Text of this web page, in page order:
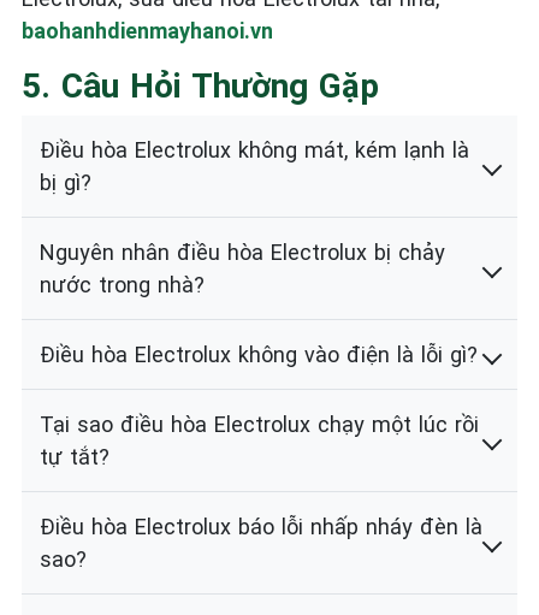
baohanhdienmayhanoi.vn
5. Câu Hỏi Thường Gặp
Điều hòa Electrolux không mát, kém lạnh là
bị gì?
Nguyên nhân điều hòa Electrolux bị chảy
nước trong nhà?
Điều hòa Electrolux không vào điện là lỗi gì?
Tại sao điều hòa Electrolux chạy một lúc rồi
tự tắt?
Điều hòa Electrolux báo lỗi nhấp nháy đèn là
sao?